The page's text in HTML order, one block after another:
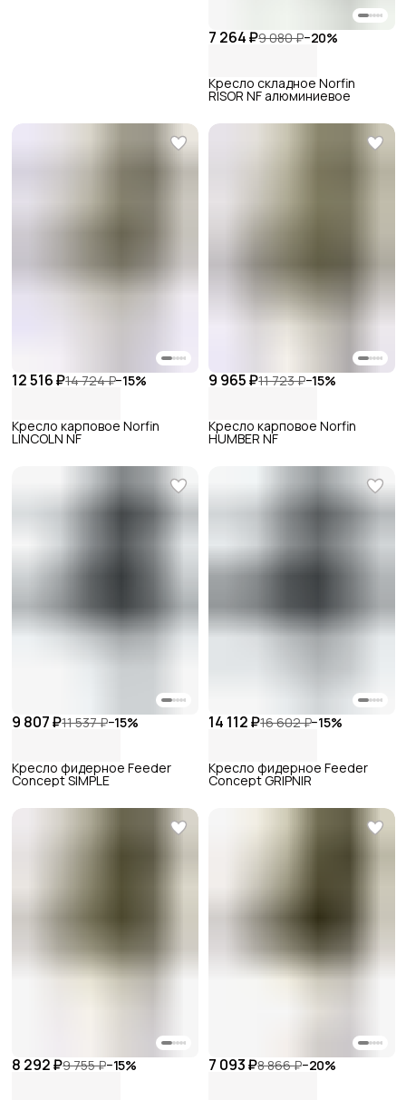
7 264 ₽9 080 ₽−20%
Кресло складное Norfin
RISOR NF алюминиевое
12 516 ₽14 724 ₽−15%
Кресло карповое Norfin
LINCOLN NF
9 965 ₽11 723 ₽−15%
Кресло карповое Norfin
HUMBER NF
9 807 ₽11 537 ₽−15%
Кресло фидерное Feeder
Concept SIMPLE
14 112 ₽16 602 ₽−15%
Кресло фидерное Feeder
Concept GRIPNIR
8 292 ₽9 755 ₽−15% 7 093 ₽8 866 ₽−20%